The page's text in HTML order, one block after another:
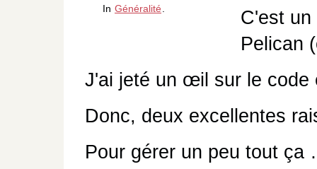
In Généralité
C'est
Pelican
J'ai jeté un œil sur le code
Donc, deux excellentes
Pour gérer un peu tout ça